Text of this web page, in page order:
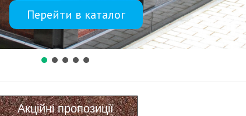
Перейти в каталог
Акційні пропозиції